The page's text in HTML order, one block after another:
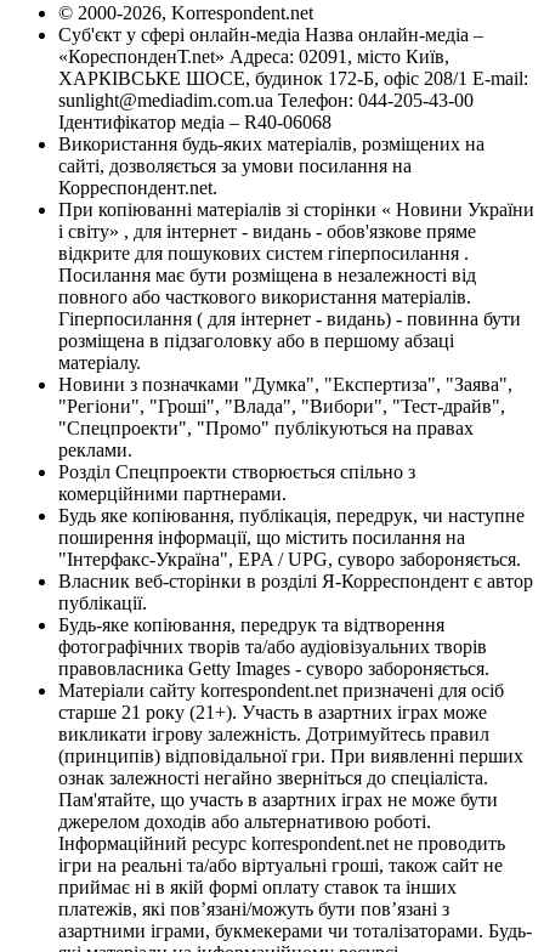
© 2000-2026, Korrespondent.net
Суб'єкт у сфері онлайн-медіа Назва онлайн-медіа –
«КореспонденТ.net» Адреса: 02091, місто Київ,
ХАРКІВСЬКЕ ШОСЕ, будинок 172-Б, офіс 208/1 E-mail:
sunlight@mediadim.com.ua Телефон: 044-205-43-00
Ідентифікатор медіа – R40-06068
Використання будь-яких матеріалів, розміщених на
сайті, дозволяється за умови посилання на
Корреспондент.net.
При копіюванні матеріалів зі сторінки « Новини України
і світу» , для інтернет - видань - обов'язкове пряме
відкрите для пошукових систем гіперпосилання .
Посилання має бути розміщена в незалежності від
повного або часткового використання матеріалів.
Гіперпосилання ( для інтернет - видань) - повинна бути
розміщена в підзаголовку або в першому абзаці
матеріалу.
Новини з позначками "Думка", "Експертиза", "Заява",
"Регіони", "Гроші", "Влада", "Вибори", "Тест-драйв",
"Спецпроекти", "Промо" публікуються на правах
реклами.
Розділ Спецпроекти створюється спільно з
комерційними партнерами.
Будь яке копіювання, публікація, передрук, чи наступне
поширення інформації, що містить посилання на
"Інтерфакс-Україна", EPA / UPG, суворо забороняється.
Власник веб-сторінки в розділі Я-Корреспондент є автор
публікації.
Будь-яке копіювання, передрук та відтворення
фотографічних творів та/або аудіовізуальних творів
правовласника Getty Images - суворо забороняється.
Матеріали сайту korrespondent.net призначені для осіб
старше 21 року (21+). Участь в азартних іграх може
викликати ігрову залежність. Дотримуйтесь правил
(принципів) відповідальної гри. При виявленні перших
ознак залежності негайно зверніться до спеціаліста.
Пам'ятайте, що участь в азартних іграх не може бути
джерелом доходів або альтернативою роботі.
Інформаційний ресурс korrespondent.net не проводить
ігри на реальні та/або віртуальні гроші, також сайт не
приймає ні в якій формі оплату ставок та інших
платежів, які пов’язані/можуть бути пов’язані з
азартними іграми, букмекерами чи тоталізаторами. Будь-